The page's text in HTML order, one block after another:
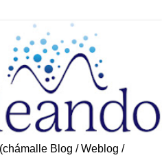
Blog / Weblog /